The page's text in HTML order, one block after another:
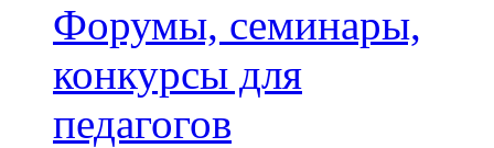
Форумы, семинары,
конкурсы для
педагогов